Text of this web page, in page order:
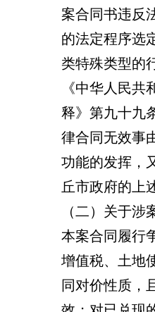
案合同书违反
的法定程序选
类特殊类型的
《中华人民
释》第九十九
律合同无效事
功能的发挥，
丘市政府的上
（二）关于
本案合同履行
增值税、土地
同对价性质，